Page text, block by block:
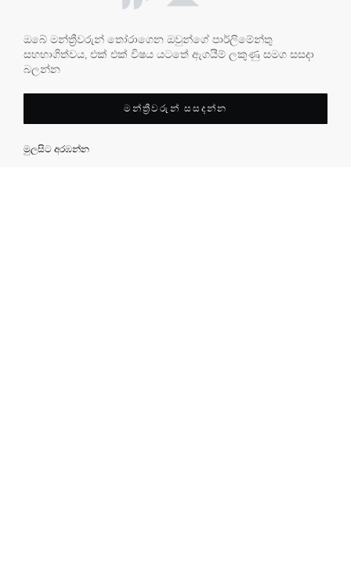
ඔබේ මන්ත්‍රීවරුන් තෝරාගෙන ඔවුන්ගේ පාර්ලිමේන්තු
සහභාගිත්වය, එක් එක් විෂය යටතේ ඇගයීම් ලකුණු සමග සසදා
බලන්න
මන්ත්‍රීවරුන් සසදන්න
මුලසිට අරඹන්න